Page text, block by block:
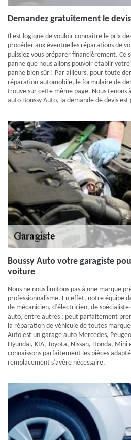
Demandez gratuitement le
Il est logique de vouloir connaitre le prix
procéder aux éventuelles réparations de
puissiez vous préparer financièrement. Ce
panne que nous allons pouvoir établir
panne bien sûr ! Par ailleurs, pour toute
réparation automobile, le formulaire de
trouve sur cette même page. Nous tenons
auto Boussy Auto, la demande de devis
Boussy Auto votre garagiste
voiture
Nous ne nous limitons pas à une marque
professionnalisme. En effet, notre équipe
de mécanicien, d’électricien, de
auto, entre autres ; peut parfaitement
la réparation de véhicule de toutes
Auto est un garage auto Mercedes,
Hyundai, KIA, Toyota, Nissan, Honda, Mini
connaissons parfaitement les pièces
remplacement s’avère nécessaire.